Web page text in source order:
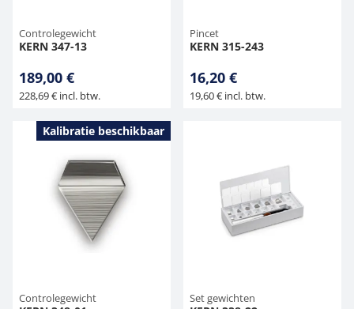
Controlegewicht
KERN 347-13
189,00 €
228,69 € incl. btw.
Pincet
KERN 315-243
16,20 €
19,60 € incl. btw.
Kalibratie beschikbaar
Controlegewicht Set gewichten